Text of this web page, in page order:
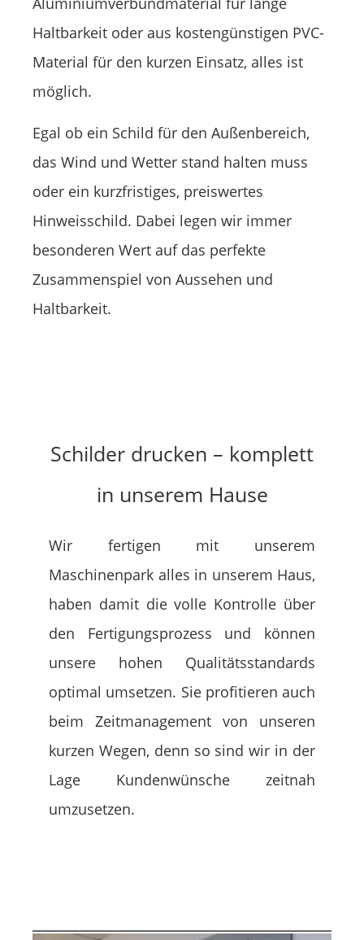
Haltbarkeit oder aus kostengünstigen PVC-
Material für den kurzen Einsatz, alles ist
möglich.
Egal ob ein Schild für den Außenbereich,
das Wind und Wetter stand halten muss
oder ein kurzfristiges, preiswertes
Hinweisschild. Dabei legen wir immer
besonderen Wert auf das perfekte
Zusammenspiel von Aussehen und
Haltbarkeit.
Schilder drucken – komplett
in unserem Hause
Wir fertigen mit unserem
Maschinenpark alles in unserem Haus,
haben damit die volle Kontrolle über
den Fertigungsprozess und können
unsere hohen Qualitätsstandards
optimal umsetzen. Sie profitieren auch
beim Zeitmanagement von unseren
kurzen Wegen, denn so sind wir in der
Lage Kundenwünsche zeitnah
umzusetzen.